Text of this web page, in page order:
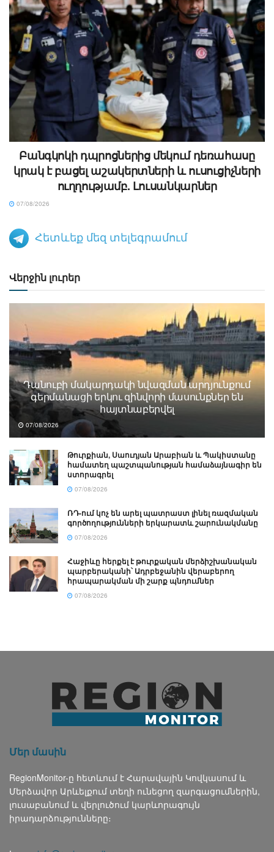
Բանգկոկի դպրոցներից մեկում դեռահասը
կրակ է բացել աշակերտների և ուսուցիչների
ուղղությամբ. Լուսանկարներ
07/08/2026
Հետևեք մեզ տելեգրամում
Վերջին լուրեր
Դանուբի մակարդակի նվազման արդյունքում
գերմանացի երկու զինվորի մասունքներ են
հայտնաբերվել
07/08/2026
Թուրքիան, Սաուդյան Արաբիան և Պակիստանը
համատեղ պաշտպանության համաձայնագիր են
ստորագրել
07/08/2026
ՌԴ-ում կոչ են արել պատրաստ լինել ռազմական
գործողությունների երկարատև շարունակմանը
07/08/2026
Հաջիևը հերքել է թուրքական մերձիշխանական
պարբերականի՝ Ադրբեջանին վերաբերող
հրապարակման մի շարք պնդումներ
07/08/2026
Մեր մասին
RegionMonitor-ը հետևում է Հարավային Կովկասում և
Մերձավոր Արևելքում տեղի ունեցող զարգացումներին,
լուսաբանում և վերլուծում կարևորագույն
իրադարձությունները։